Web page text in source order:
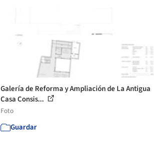
Galería de Reforma y Ampliación de La Antigua
Casa Consis...
Foto
Guardar